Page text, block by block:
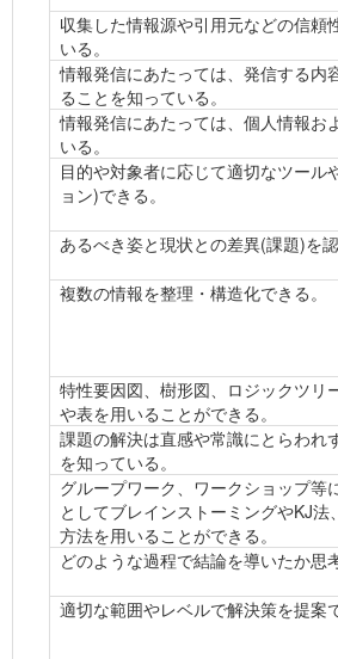
収集した情報源や引用元などの信
いる。
情報発信にあたっては、発信する内
ることを知っている。
情報発信にあたっては、個人情報お
いる。
目的や対象者に応じて適切なツー
ョン)できる。
あるべき姿と現状との差異(課題)を
複数の情報を整理・構造化できる。
特性要因図、樹形図、ロジックツリ
や表を用いることができる。
課題の解決は直感や常識にとらわれ
を知っている。
グループワーク、ワークショップ
としてブレインストーミングやKJ
方法を用いることができる。
どのような過程で結論を導いたか思
適切な範囲やレベルで解決策を提案